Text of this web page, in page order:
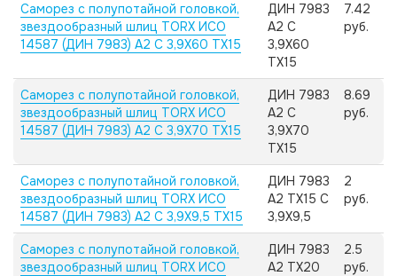
Саморез с полупотайной головкой,
звездообразный шлиц TORX ИСО
14587 (ДИН 7983) А2 C 3,9X60 TX15
ДИН 7983
А2 C
3,9X60
TX15
7.42
руб.
Саморез с полупотайной головкой,
звездообразный шлиц TORX ИСО
14587 (ДИН 7983) А2 C 3,9X70 TX15
ДИН 7983
А2 C
3,9X70
TX15
8.69
руб.
Саморез с полупотайной головкой,
звездообразный шлиц TORX ИСО
14587 (ДИН 7983) А2 C 3,9X9,5 TX15
ДИН 7983
А2 TX15 C
3,9X9,5
2
руб.
Саморез с полупотайной головкой,
звездообразный шлиц TORX ИСО
ДИН 7983
А2 TX20
2.5
руб.